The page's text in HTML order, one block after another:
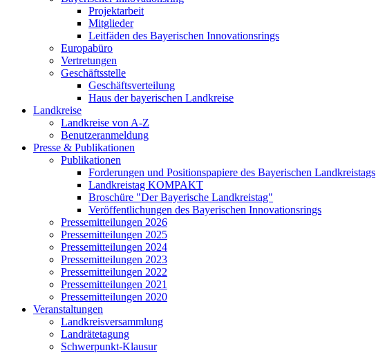
Projektarbeit
Mitglieder
Leitfäden des Bayerischen Innovationsrings
Europabüro
Vertretungen
Geschäftsstelle
Geschäftsverteilung
Haus der bayerischen Landkreise
Landkreise
Landkreise von A-Z
Benutzeranmeldung
Presse & Publikationen
Publikationen
Forderungen und Positionspapiere des Bayerischen Landkreistags
Landkreistag KOMPAKT
Broschüre "Der Bayerische Landkreistag"
Veröffentlichungen des Bayerischen Innovationsrings
Pressemitteilungen 2026
Pressemitteilungen 2025
Pressemitteilungen 2024
Pressemitteilungen 2023
Pressemitteilungen 2022
Pressemitteilungen 2021
Pressemitteilungen 2020
Veranstaltungen
Landkreisversammlung
Landrätetagung
Schwerpunkt-Klausur